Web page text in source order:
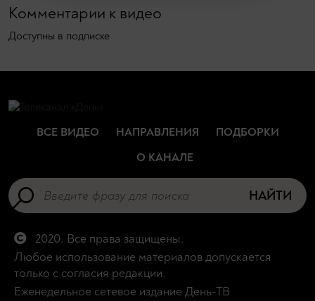
Комментарии к видео
Доступны в подписке
ВСЕ ВИДЕО НАПРАВЛЕНИЯ
ПОДБОРКИ
О КАНАЛЕ
НАЙТИ
2020. Все права защищены.
Любое использование материалов допускается
только с согласия редакции.
Еженедельное сетевое издание День-ТВ